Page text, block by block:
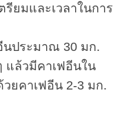
รียมและเวลาในการ
นประมาณ 30 มก.
แล้วมีคาเฟอีนใน
ยคาเฟอีน 2-3 มก.